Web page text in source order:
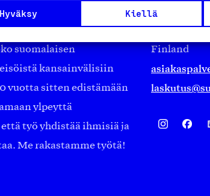
Hyväksy Kiellä
työmarkkinajärjestöistä
suomalaisen
kansainvälisiin
vuotta sitten edistämään
ylpeyttä
työ yhdistää ihmisiä ja
Me rakastamme työtä!
Eteläranta
00130
Finland